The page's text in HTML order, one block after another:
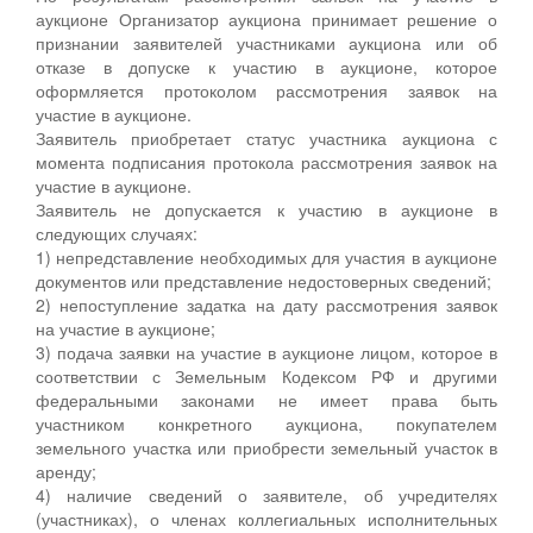
аукционе Организатор аукциона принимает решение о
признании заявителей участниками аукциона или об
отказе в допуске к участию в аукционе, которое
оформляется протоколом рассмотрения заявок на
участие в аукционе.
Заявитель приобретает статус участника аукциона с
момента подписания протокола рассмотрения заявок на
участие в аукционе.
Заявитель не допускается к участию в аукционе в
следующих случаях:
1) непредставление необходимых для участия в аукционе
документов или представление недостоверных сведений;
2) непоступление задатка на дату рассмотрения заявок
на участие в аукционе;
3) подача заявки на участие в аукционе лицом, которое в
соответствии с Земельным Кодексом РФ и другими
федеральными законами не имеет права быть
участником конкретного аукциона, покупателем
земельного участка или приобрести земельный участок в
аренду;
4) наличие сведений о заявителе, об учредителях
(участниках), о членах коллегиальных исполнительных